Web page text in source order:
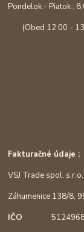
Pondelok - Piatok :
(Obed 12:00 -
Fakturačné údaje :
VSJ Trade spol. s.r.o.
Záhumenice 138/8,
IČO